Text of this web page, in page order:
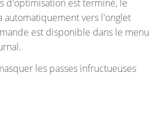
d'optimisation est terminé, le
automatiquement vers l'onglet
est disponible dans le menu
les passes infructueuses